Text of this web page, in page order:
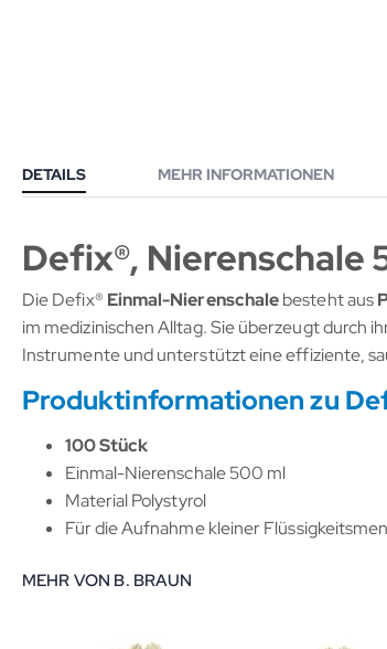
DETAILS
Defix®, Nierenschale
Die Defix® Einmal-Nierenschalebesteht aus
im medizinischen Alltag. Sie überzeugt durch
Instrumente und unterstützt eine effiziente,
Produktinformationen zu
100 Stück
Einmal-Nierenschale 500 ml
Material Polystyrol
Für die Aufnahme kleiner
MEHR INFORMATIONEN
MEHR VON B. BRAUN